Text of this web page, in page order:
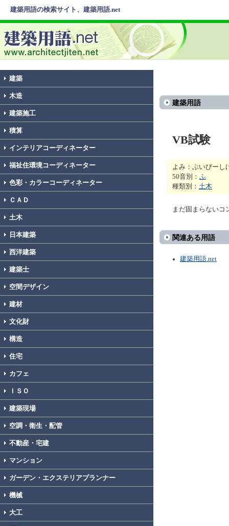
建築用語の検索サイト、建築用語.net
建築
木造
建築施工
積算
インテリアコーディネーター
福祉住環境コーディネーター
色彩・カラーコーディネーター
ＣＡＤ
土木
日本建築
西洋建築
建築士
空間デザイン
建材
文化財
構造
住宅
カフェ
ＩＳＯ
建築現場
空調・衛生・配管
不動産・宅建
マンション
ガーデン・エクステリアプランナー
機械
大工
建築用語
VB試験
よみ：ぶいびーし
50音別： ふ
種類別： 土木
まだ固まらないコ
関連ある用語
建築用語.net